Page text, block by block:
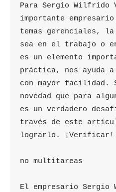
Para Sergio Wilfrido
importante
temas gerenciales,
sea en el trabajo o
es un elemento
práctica, nos ayuda
con mayor facilidad.
novedad que para
es un verdadero
través de este
lograrlo. ¡Verificar!
no multitareas
El empresario Sergio